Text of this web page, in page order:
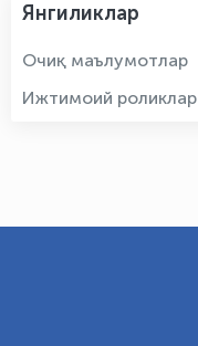
Янгиликлар
Очиқ маълумотлар
Ижтимоий роликлар